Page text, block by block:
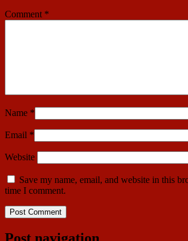
Comment *
Name *
Email *
Website
Save my name, email, and website in this
time I comment.